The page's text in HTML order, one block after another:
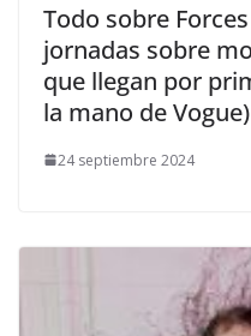
​Todo sobre
jornadas sobre
que llegan por
la mano de Vogue)
24 septiembre 2024